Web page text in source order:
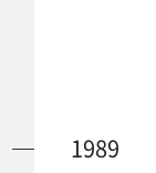
1989